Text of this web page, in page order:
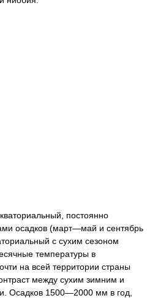
постоянно
осадков (март—май и сентябрь
с сухим сезоном
температуры в
на всей территории страны
между сухим зимним и
Осадков 1500—2000 мм в год,